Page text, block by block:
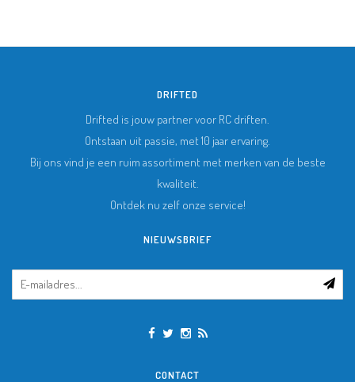
DRIFTED
Drifted is jouw partner voor RC driften.
Ontstaan uit passie, met 10 jaar ervaring.
Bij ons vind je een ruim assortiment met merken van de beste
kwaliteit.
Ontdek nu zelf onze service!
NIEUWSBRIEF
CONTACT